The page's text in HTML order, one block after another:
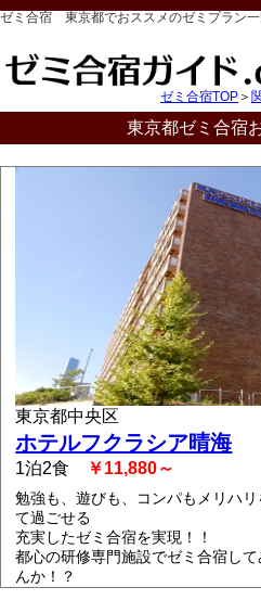
ゼミ合宿 東京都でおススメのゼミプラン
ゼミ合宿TOP ＞
東京都ゼミ合宿
東京都中央区
ホテルフクラシア晴海
1泊2食 ￥11,880～
勉強も、遊びも、コンパもメリハリ
て過ごせる
充実したゼミ合宿を実現！！
都心の研修専門施設でゼミ合宿し
んか！？